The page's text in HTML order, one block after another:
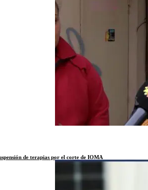
de terapias por el corte de IOMA